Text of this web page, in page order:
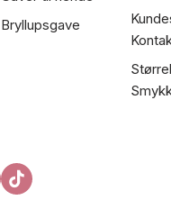
Bryllupsgave